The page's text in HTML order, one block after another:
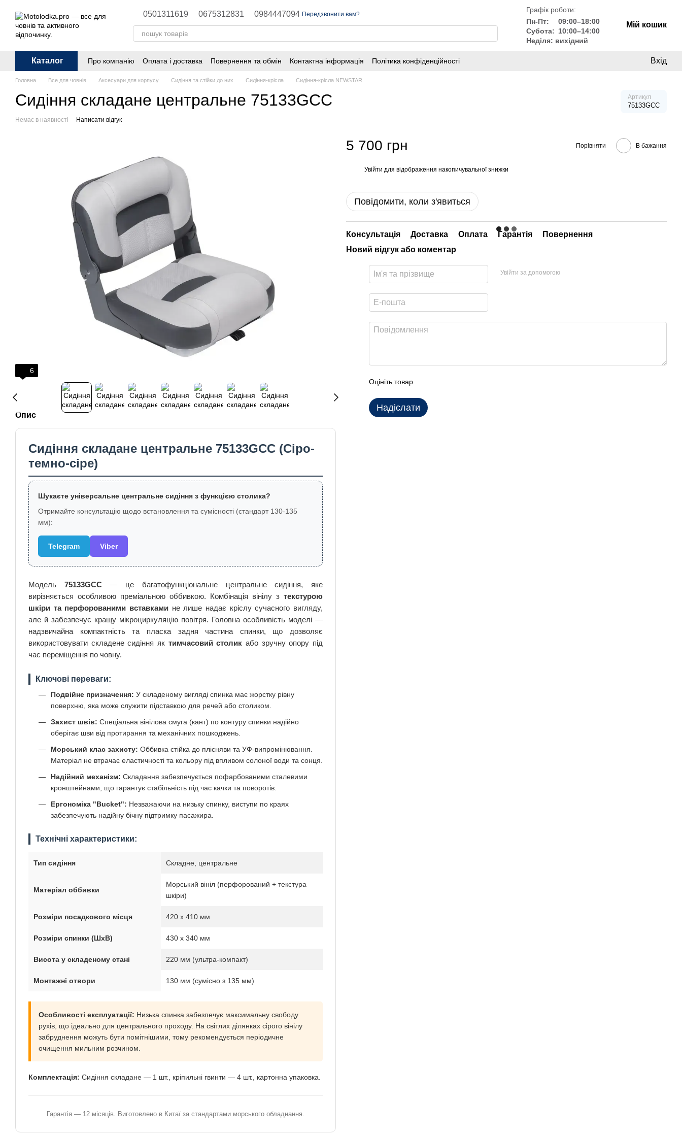
0501311619 0675312831 0984447094 Передзвонити вам?
Графік роботи:
Пн-Пт:
09:00–18:00
Субота: 10:00–14:00
Неділя: вихідний
Мій кошик
Каталог Про компанію Оплата і доставка Повернення та обмін Контактна інформація Політика конфіденційності Вхід
Головна Все для човнів Аксесуари для корпусу Сидіння та стійки до них Сидіння-крісла Сидіння-крісла NEWSTAR
Сидіння складане центральне 75133GCC Артикул
75133GCC
Немає в наявності Написати відгук
6
Опис
Сидіння складане центральне 75133GCC (Сіро-
темно-сіре)
Шукаєте універсальне центральне сидіння з функцією столика?
Отримайте консультацію щодо встановлення та сумісності (стандарт 130-135
мм):
Telegram Viber
Модель 75133GCC— це багатофункціональне центральне сидіння, яке
вирізняється особливою преміальною оббивкою. Комбінація вінілу з текстурою
шкіри та перфорованими вставками не лише надає кріслу сучасного вигляду,
але й забезпечує кращу мікроциркуляцію повітря. Головна особливість моделі —
надзвичайна компактність та пласка задня частина спинки, що дозволяє
використовувати складене сидіння як тимчасовий столик або зручну опору під
час переміщення по човну.
Ключові переваги:
Подвійне призначення: У складеному вигляді спинка має жорстку рівну
поверхню, яка може служити підставкою для речей або столиком.
Захист швів: Спеціальна вінілова смуга (кант) по контуру спинки надійно
оберігає шви від протирання та механічних пошкоджень.
Морський клас захисту: Оббивка стійка до плісняви та УФ-випромінювання.
Матеріал не втрачає еластичності та кольору під впливом солоної води та сонця.
Надійний механізм: Складання забезпечується пофарбованими сталевими
кронштейнами, що гарантує стабільність під час качки та поворотів.
Ергономіка "Bucket": Незважаючи на низьку спинку, виступи по краях
забезпечують надійну бічну підтримку пасажира.
Технічні характеристики:
Тип сидіння Складне, центральне
Матеріал оббивки
Морський вініл (перфорований + текстура
шкіри)
Розміри посадкового місця 420 х 410 мм
Розміри спинки (ШхВ) 430 х 340 мм
Висота у складеному стані 220 мм (ультра-компакт)
Монтажні отвори 130 мм (сумісно з 135 мм)
Особливості експлуатації: Низька спинка забезпечує максимальну свободу
рухів, що ідеально для центрального проходу. На світлих ділянках сірого вінілу
забруднення можуть бути помітнішими, тому рекомендується періодичне
очищення мильним розчином.
Комплектація: Сидіння складане — 1 шт., кріпильні гвинти — 4 шт., картонна упаковка.
Гарантія — 12 місяців. Виготовлено в Китаї за стандартами морського обладнання.
5 700 грн Порівняти В бажання
Увійти для відображення накопичувальної знижки
Повідомити, коли з'явиться
Консультація Доставка Оплата Гарантія
Повернення
Новий відгук або коментар
Увійти за допомогою
Оцініть товар
Надіслати